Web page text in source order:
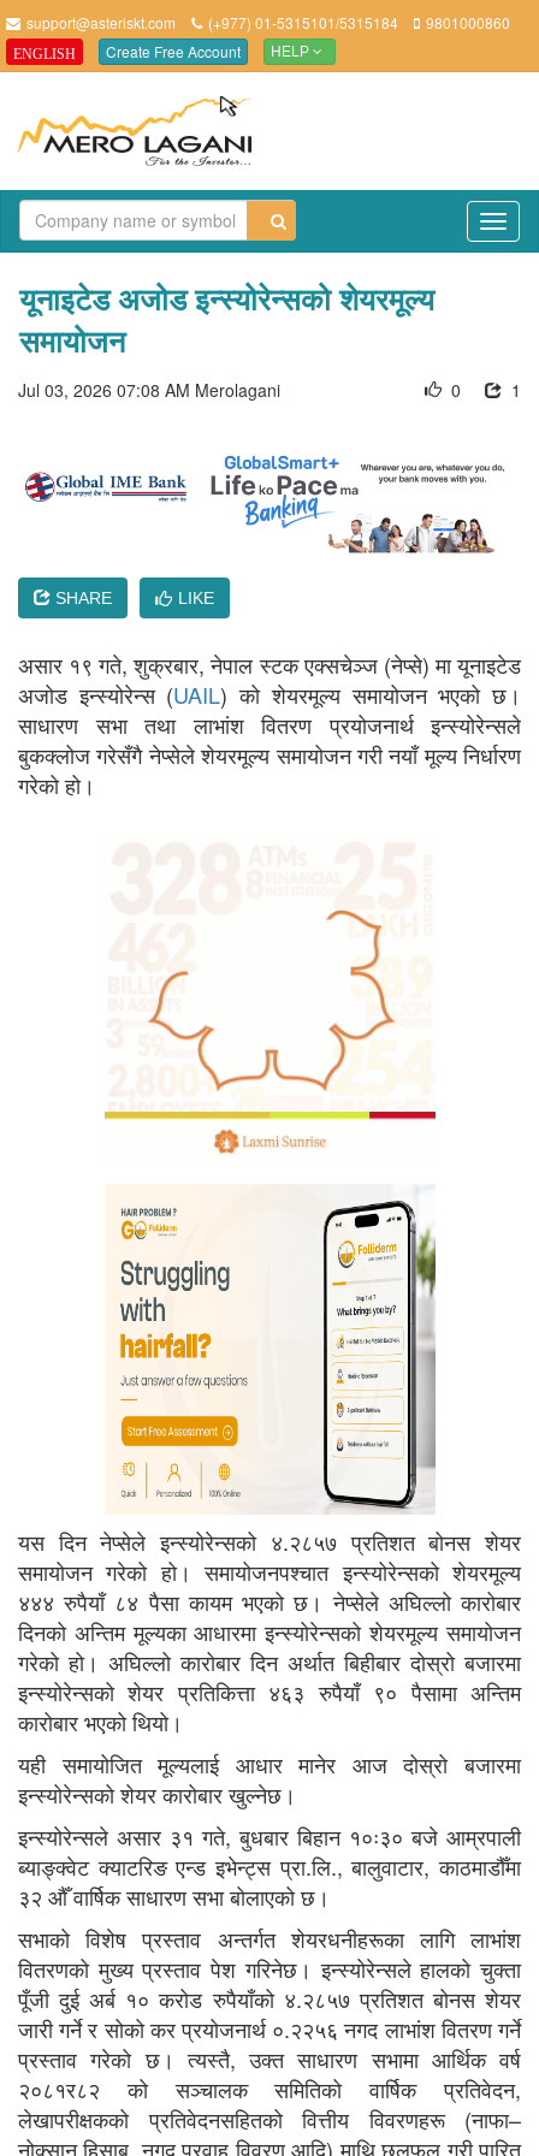
support@asteriskt.com (+977) 01-5315101/5315184 9801000860
ENGLISH Create Free Account HELP
यूनाइटेड अजोड इन्स्योरेन्सको शेयरमूल्य
समायोजन
Jul 03, 2026 07:08 AM Merolagani 1
0
SHARE LIKE
असार १९ गते, शुक्रबार, नेपाल स्टक एक्सचेञ्ज (नेप्से) मा यूनाइटेड
अजोड इन्स्योरेन्स (UAIL) को शेयरमूल्य समायोजन भएको छ।
साधारण सभा तथा लाभांश वितरण प्रयोजनार्थ इन्स्योरेन्सले
बुकक्लोज गरेसँगै नेप्सेले शेयरमूल्य समायोजन गरी नयाँ मूल्य निर्धारण
गरेको हो।
यस दिन नेप्सेले इन्स्योरेन्सको ४.२८५७ प्रतिशत बोनस शेयर
समायोजन गरेको हो। समायोजनपश्चात इन्स्योरेन्सको शेयरमूल्य
४४४ रुपैयाँ ८४ पैसा कायम भएको छ। नेप्सेले अघिल्लो कारोबार
दिनको अन्तिम मूल्यका आधारमा इन्स्योरेन्सको शेयरमूल्य समायोजन
गरेको हो। अघिल्लो कारोबार दिन अर्थात बिहीबार दोस्रो बजारमा
इन्स्योरेन्सको शेयर प्रतिकित्ता ४६३ रुपैयाँ ९० पैसामा अन्तिम
कारोबार भएको थियो।
यही समायोजित मूल्यलाई आधार मानेर आज दोस्रो बजारमा
इन्स्योरेन्सको शेयर कारोबार खुल्नेछ।
इन्स्योरेन्सले असार ३१ गते, बुधबार बिहान १०ः३० बजे आम्रपाली
ब्याङ्क्वेट क्याटरिङ एन्ड इभेन्ट्स प्रा.लि., बालुवाटार, काठमाडौँमा
३२ औँ वार्षिक साधारण सभा बोलाएको छ।
सभाको विशेष प्रस्ताव अन्तर्गत शेयरधनीहरूका लागि लाभांश
वितरणको मुख्य प्रस्ताव पेश गरिनेछ। इन्स्योरेन्सले हालको चुक्ता
पूँजी दुई अर्ब १० करोड रुपैयाँको ४.२८५७ प्रतिशत बोनस शेयर
जारी गर्ने र सोको कर प्रयोजनार्थ ०.२२५६ नगद लाभांश वितरण गर्ने
प्रस्ताव गरेको छ। त्यस्तै, उक्त साधारण सभामा आर्थिक वर्ष
२०८१र८२ को सञ्चालक समितिको वार्षिक प्रतिवेदन,
लेखापरीक्षकको प्रतिवेदनसहितको वित्तीय विवरणहरू (नाफा–
नोक्सान हिसाब, नगद प्रवाह विवरण आदि) माथि छलफल गरी पारित